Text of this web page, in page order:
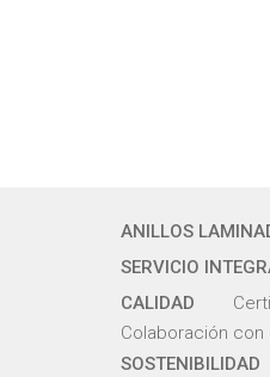
ANILLOS
SERVICIO
CALIDAD
Colaboración
SOSTENIBILIDAD